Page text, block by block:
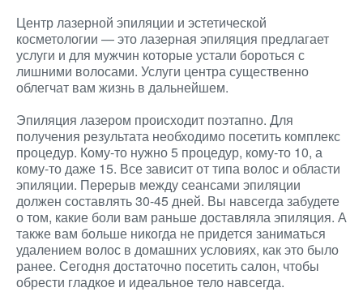
Центр лазерной эпиляции и эстетической
косметологии — это лазерная эпиляция предлагает
услуги и для мужчин которые устали бороться с
лишними волосами. Услуги центра существенно
облегчат вам жизнь в дальнейшем.
Эпиляция лазером происходит поэтапно. Для
получения результата необходимо посетить комплекс
процедур. Кому-то нужно 5 процедур, кому-то 10, а
кому-то даже 15. Все зависит от типа волос и области
эпиляции. Перерыв между сеансами эпиляции
должен составлять 30-45 дней. Вы навсегда забудете
о том, какие боли вам раньше доставляла эпиляция. А
также вам больше никогда не придется заниматься
удалением волос в домашних условиях, как это было
ранее. Сегодня достаточно посетить салон, чтобы
обрести гладкое и идеальное тело навсегда.